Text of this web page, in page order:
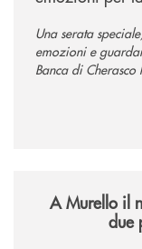
Una serata
emozioni e
Banca di
A Murello il
due